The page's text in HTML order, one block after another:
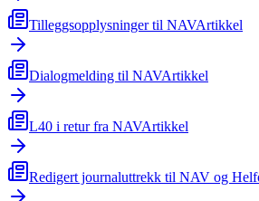
Tilleggsopplysninger til NAVArtikkel
Dialogmelding til NAVArtikkel
L40 i retur fra NAVArtikkel
Redigert journaluttrekk til NAV og